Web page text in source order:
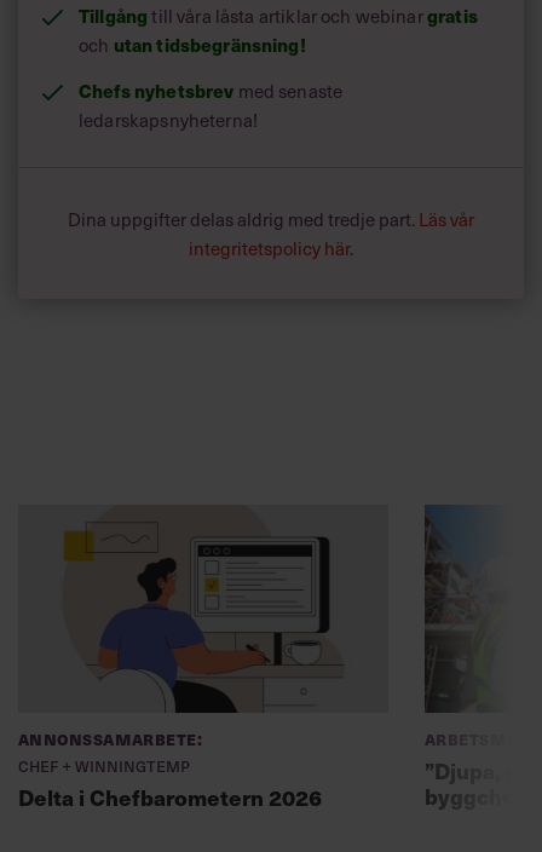
Tillgångtill våra låsta artiklar och webinargratis
och utan tidsbegränsning!
Chefs nyhetsbrev med senaste
ledarskapsnyheterna!
Dina uppgifter delas aldrig med tredje part. Läs vår
integritetspolicy här.
Annonssamarbete:
Chef + Winningtemp
Delta i Chefbarometern 2026
”Djupa,